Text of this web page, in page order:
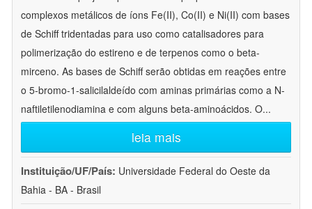
complexos metálicos de íons Fe(II), Co(II) e Ni(II) com bases
de Schiff tridentadas para uso como catalisadores para
polimerização do estireno e de terpenos como o beta-
mirceno. As bases de Schiff serão obtidas em reações entre
o 5-bromo-1-salicilaldeído com aminas primárias como a N-
naftiletilenodiamina e com alguns beta-aminoácidos. O...
leia mais
Instituição/UF/País: Universidade Federal do Oeste da
Bahia - BA - Brasil